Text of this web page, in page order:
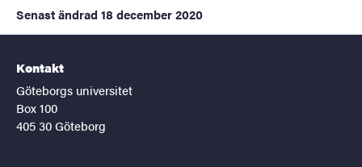
Senast ändrad 18 december 2020
Kontakt
Göteborgs universitet
Box 100
405 30 Göteborg